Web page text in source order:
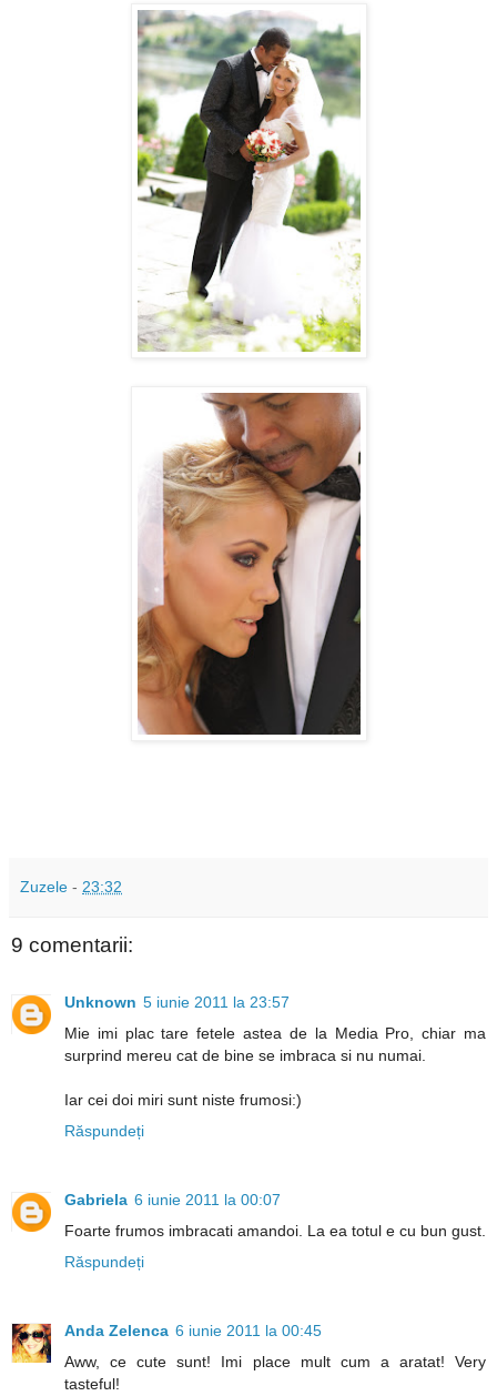
Zuzele - 23:32
9 comentarii:
Unknown 5 iunie 2011 la 23:57
Mie imi plac tare fetele astea de la Media Pro, chiar ma
surprind mereu cat de bine se imbraca si nu numai.
Iar cei doi miri sunt niste frumosi:)
Răspundeți
Gabriela 6 iunie 2011 la 00:07
Foarte frumos imbracati amandoi. La ea totul e cu bun gust.
Răspundeți
Anda Zelenca 6 iunie 2011 la 00:45
Aww, ce cute sunt! Imi place mult cum a aratat! Very
tasteful!